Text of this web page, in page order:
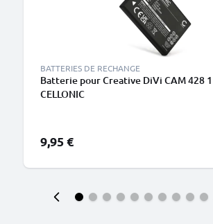
BATTERIES DE RECHANGE
Batterie pour Creative DiVi CAM 428
CELLONIC
9,95 €